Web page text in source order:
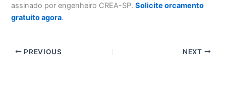
assinado por engenheiro CREA-SP.Solicite orcamento
gratuito agora.
PREVIOUS NEXT